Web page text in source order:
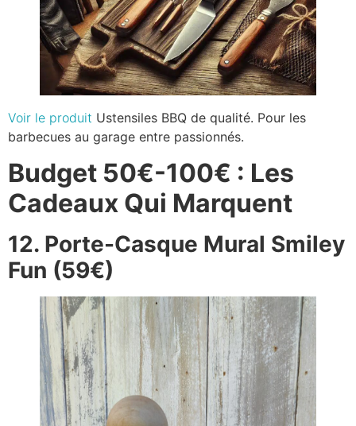
Voir le produit Ustensiles BBQ de qualité. Pour les
barbecues au garage entre passionnés.
Budget 50€-100€ : Les
Cadeaux Qui Marquent
12. Porte-Casque Mural Smiley
Fun (59€)